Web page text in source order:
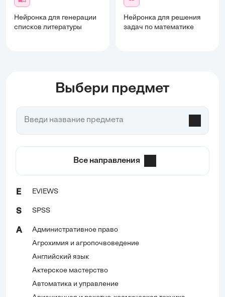
Нейронка для генерации
списков литературы
Нейронка для решения
задач по математике
Выбери предмет
Все направления
E EVIEWS
S SPSS
А
Административное право
Агрохимия и агропочвоведение
Английский язык
Актерское мастерство
Автоматика и управление